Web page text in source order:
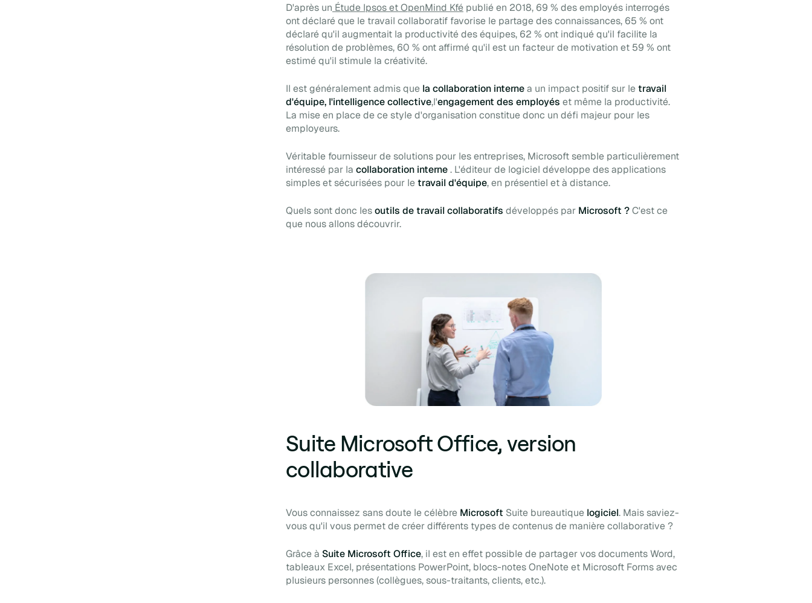
D'après un Étude Ipsos et OpenMind Kfé publié en 2018, 69 % des employés interrogés
ont déclaré que le travail collaboratif favorise le partage des connaissances, 65 % ont
déclaré qu'il augmentait la productivité des équipes, 62 % ont indiqué qu'il facilite la
résolution de problèmes, 60 % ont affirmé qu'il est un facteur de motivation et 59 % ont
estimé qu'il stimule la créativité.
Il est généralement admis que la collaboration internea un impact positif sur letravail
d'équipe, l'intelligence collective,l'engagement des employés et même la productivité.
La mise en place de ce style d'organisation constitue donc un défi majeur pour les
employeurs.
Véritable fournisseur de solutions pour les entreprises, Microsoft semble particulièrement
intéressé par la collaboration interne. L'éditeur de logiciel développe des applications
simples et sécurisées pour letravail d'équipe, en présentiel et à distance.
Quels sont donc lesoutils de travail collaboratifs développés par Microsoft ?C'est ce
que nous allons découvrir.
Suite Microsoft Office, version
collaborative
Vous connaissez sans doute le célèbre Microsoft Suite bureautique logiciel. Mais saviez-
vous qu'il vous permet de créer différents types de contenus de manière collaborative ?
Grâce à Suite Microsoft Office, il est en effet possible de partager vos documents Word,
tableaux Excel, présentations PowerPoint, blocs-notes OneNote et Microsoft Forms avec
plusieurs personnes (collègues, sous-traitants, clients, etc.).